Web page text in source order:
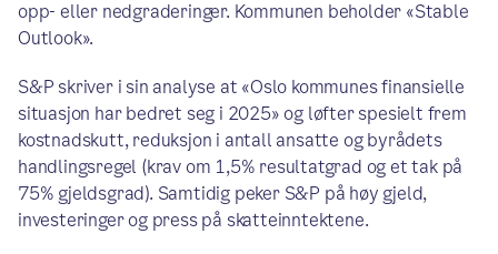
opp- eller nedgraderinger. Kommunen beholder «Stable
Outlook».
S&P skriver i sin analyse at «Oslo kommunes finansielle
situasjon har bedret seg i 2025» og løfter spesielt frem
kostnadskutt, reduksjon i antall ansatte og byrådets
handlingsregel (krav om 1,5% resultatgrad og et tak på
75% gjeldsgrad). Samtidig peker S&P på høy gjeld,
investeringer og press på skatteinntektene.